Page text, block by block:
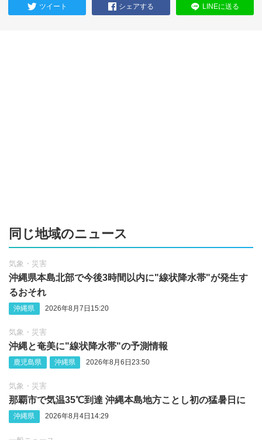
ツイート シェアする LINEに送る
同じ地域のニュース
気象・災害
沖縄県本島北部で今後3時間以内に"線状降水帯"が発生す
るおそれ
沖縄県 2026年8月7日15:20
気象・災害
沖縄‪と奄美に"線状降水帯"の予測情報
鹿児島県 沖縄県 2026年8月6日23:50
気象・災害
那覇市で気温35℃到達 沖縄本島地方ことし初の猛暑日に
沖縄県 2026年8月4日14:29